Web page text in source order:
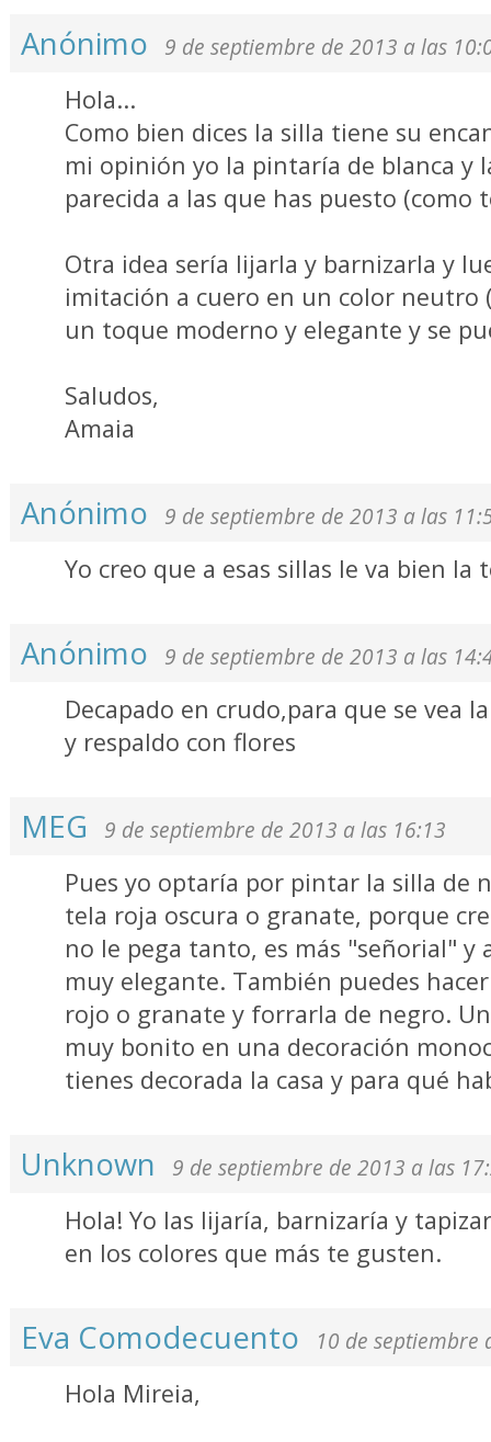
Anónimo 9 de septiembre de 2013 a las
Hola...
Como bien dices la silla tiene su
mi opinión yo la pintaría de blanca y
parecida a las que has puesto (como
Otra idea sería lijarla y barnizarla y
imitación a cuero en un color neutro
un toque moderno y elegante y se
Saludos,
Amaia
Anónimo 9 de septiembre de 2013 a las
Yo creo que a esas sillas le va bien la
Anónimo 9 de septiembre de 2013 a las
Decapado en crudo,para que se vea
y respaldo con flores
MEG 9 de septiembre de 2013 a las 16:13
Pues yo optaría por pintar la silla de
tela roja oscura o granate, porque
no le pega tanto, es más "señorial" y
muy elegante. También puedes
rojo o granate y forrarla de negro.
muy bonito en una decoración
tienes decorada la casa y para qué
Unknown 9 de septiembre de 2013 a las
Hola! Yo las lijaría, barnizaría y
en los colores que más te gusten.
Eva Comodecuento 10 de septiembre
Hola Mireia,